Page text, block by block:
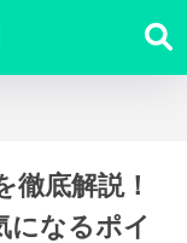
底解説！
になるポイ